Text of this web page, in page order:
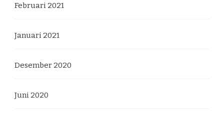
Februari 2021
Januari 2021
Desember 2020
Juni 2020